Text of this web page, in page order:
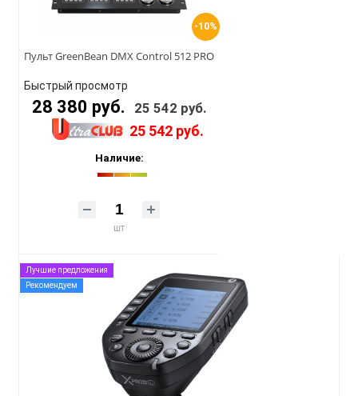
-10%
Пульт GreenBean DMX Control 512 PRO
Быстрый просмотр
28 380 руб. 25 542 руб.
25 542 руб.
Наличие:
шт
Лучшие предложения
Рекомендуем